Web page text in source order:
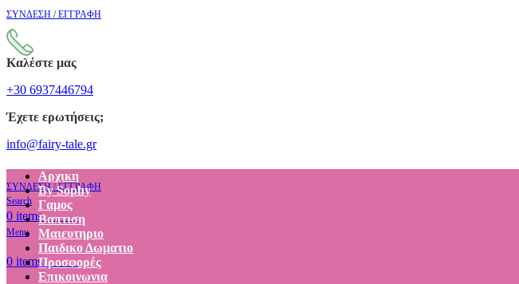
ΣΥΝΔΕΣΗ / ΕΓΓΡΑΦΗ
Καλέστε μας
+30 6937446794
Έχετε ερωτήσεις;
info@fairy-tale.gr
ΣΥΝΔΕΣΗ / ΕΓΓΡΑΦΗ
Search
0 items €0.00
Menu
0 items €0.00
Αρχικη
By Sophy
Γαμος
Βαπτιση
Μαιευτηριο
Παιδικο Δωματιο
Προσφορές
Επικοινωνια